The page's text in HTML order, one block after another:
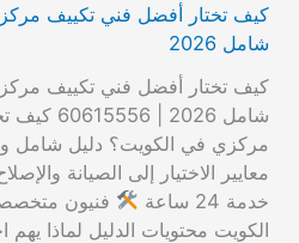
كيف تختار أفضل فني تكييف
شامل 2026
كيف تختار أفضل فني تكييف
شامل 2026
معايير الاختيار إلى الصيانة
خدمة 24 ساعة
فنيون
الكويت محتويات الدليل لماذا